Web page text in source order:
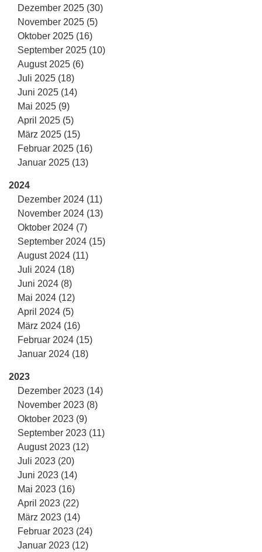
Dezember 2025 (30)
November 2025 (5)
Oktober 2025 (16)
September 2025 (10)
August 2025 (6)
Juli 2025 (18)
Juni 2025 (14)
Mai 2025 (9)
April 2025 (5)
März 2025 (15)
Februar 2025 (16)
Januar 2025 (13)
2024
Dezember 2024 (11)
November 2024 (13)
Oktober 2024 (7)
September 2024 (15)
August 2024 (11)
Juli 2024 (18)
Juni 2024 (8)
Mai 2024 (12)
April 2024 (5)
März 2024 (16)
Februar 2024 (15)
Januar 2024 (18)
2023
Dezember 2023 (14)
November 2023 (8)
Oktober 2023 (9)
September 2023 (11)
August 2023 (12)
Juli 2023 (20)
Juni 2023 (14)
Mai 2023 (16)
April 2023 (22)
März 2023 (14)
Februar 2023 (24)
Januar 2023 (12)